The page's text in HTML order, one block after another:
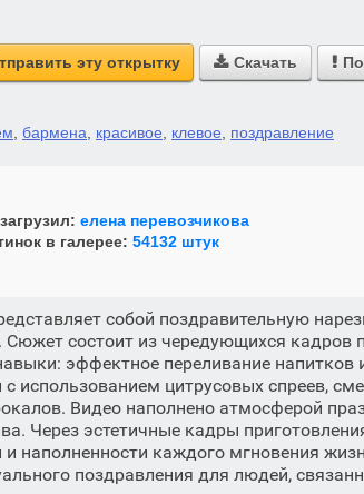
эту открытку  Скачать 
бармена красивое клевое поздравление
елена перевозчикова
в галерее: 54132 штук
собой поздравительную
Сюжет состоит из чередующихся кадров
эффектное переливание напитков
с использованием цитрусовых спреев,
Видео наполнено атмосферой
Через эстетичные кадры
наполненности каждого мгновения
поздравления для людей,